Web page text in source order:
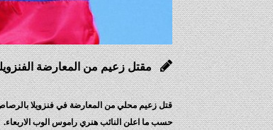
مقتل زعيم من المعارضة
قتل زعيم محلي من المعارضة في فنزويلا
حسب ما اعلن النائب هنري راموس الوب الاربعاء.